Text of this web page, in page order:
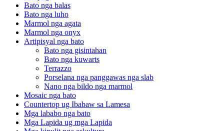
Bato nga balas
Bato nga luho
Marmol nga agata
Marmol nga onyx
Artipisyal nga bato
Bato nga gisintahan
Bato nga kuwarts
Terrazzo
Porselana nga panggawas nga slab
Nano nga bildo nga marmol
Mosaic nga bato
Countertop ug Ibabaw sa Lamesa
Mga lababo nga bato
Mga Lapida ug mga Lapida